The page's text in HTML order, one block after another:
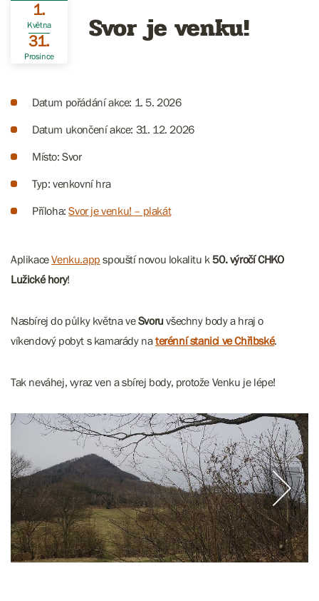
1.
Května
31.
Prosince
Svor je venku!
Datum pořádání akce: 1. 5. 2026
Datum ukončení akce: 31. 12. 2026
Místo: Svor
Typ: venkovní hra
Příloha:Svor je venku! – plakát
AplikaceVenku.app spouští novou lokalitu k50. výročí CHKO
Lužické hory!
Nasbírej do půlky května veSvoru všechny body a hraj o
víkendový pobyt s kamarády naterénní stanici ve Chřibské.
Tak neváhej, vyraz ven a sbírej body, protože Venku je lépe!